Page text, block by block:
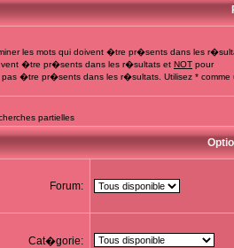
les mots qui doivent �tre pr�sents dans les
�tre pr�sents dans les r�sultats et NOT pour
�tre pr�sents dans les r�sultats. Utilisez * comme
partielles
Forum:
Cat�gorie: